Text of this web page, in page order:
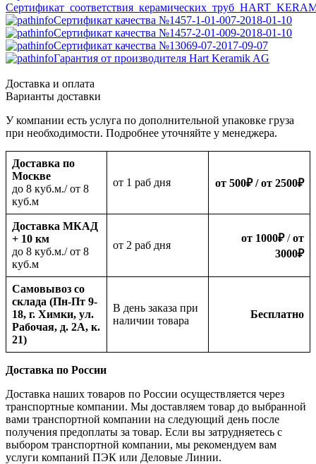
Сертификат качества №1457-1-01-007-2018-01-10
Сертификат качества №1457-2-01-009-2018-01-10
Сертификат качества №13069-07-2017-09-07
Гарантия от производителя Hart Keramik AG
Доставка и оплата
Варианты доставки
У компании есть услуга по дополнительной упаковке груза
при необходимости. Подробнее уточняйте у менеджера.
Доставка по
Москве
до 8 куб.м./ от 8
куб.м
oт 1 раб дня от 500₽/ от 2500₽
Доставка МКАД
+ 10 км
до 8 куб.м./ от 8
куб.м
oт 2 раб дня
от 1000₽/от
3000₽
Самовывоз со
склада (Пн-Пт 9-
18, г. Химки, ул.
Рабочая, д. 2А, к.
21)
В день заказа при
наличии товара
Бесплатно
Доставка по России
Доставка наших товаров по России осуществляется через
транспортные компании. Мы доставляем товар до выбранной
вами транспортной компании на следующий день после
получения предоплаты за товар. Если вы затрудняетесь с
выбором транспортной компании, мы рекомендуем вам
услуги компаний ПЭК или Деловые Линии.